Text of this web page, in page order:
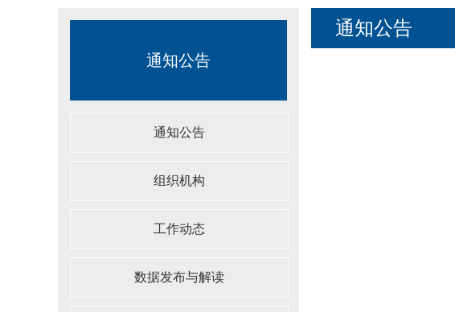
通知公告
通知公告
组织机构
工作动态
数据发布与解读
通知公告